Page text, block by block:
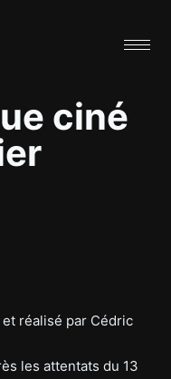
ciné
réalisé par Cédric
les attentats du 13